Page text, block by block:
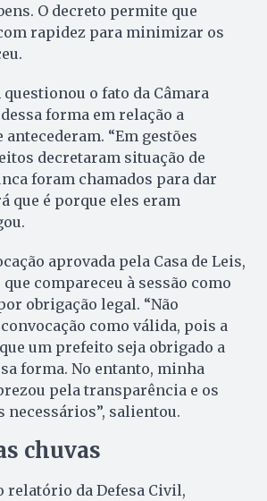
O decreto permite que
rapidez para minimizar os
o fato da Câmara
forma em relação a
“Em gestões
decretaram situação de
foram chamados para dar
que é porque eles eram
aprovada pela Casa de Leis,
compareceu à sessão como
obrigação legal. “Não
como válida, pois a
um prefeito seja obrigado a
forma. No entanto, minha
pela transparência e os
necessários”, salientou.
chuvas
relatório da Defesa Civil,